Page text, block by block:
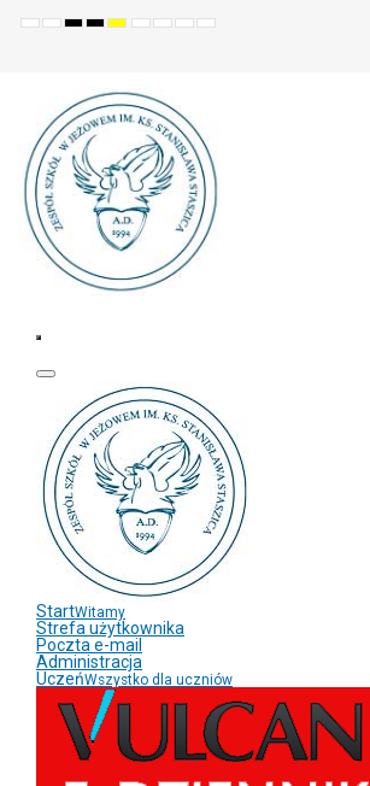
Ustawienia
TrybWysoki
Wysoki
Wysoki
SetSetMake
Set
StartWitamy
Strefa użytkownika
Poczta e-mail
Administracja
UczeńWszystko dla uczniów